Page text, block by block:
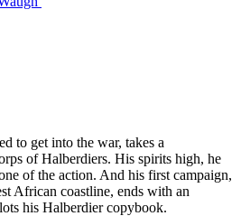
to get into the war, takes a
of Halberdiers. His spirits high, he
of the action. And his first campaign,
African coastline, ends with an
his Halberdier copybook.